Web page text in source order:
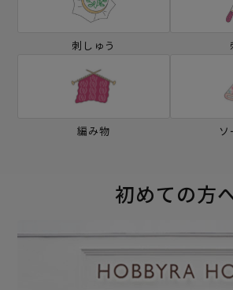
刺しゅう
編み物
初めての方